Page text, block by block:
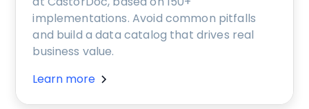
implementations. Avoid common pitfalls
and build a data catalog that drives real
business value.
Learn more